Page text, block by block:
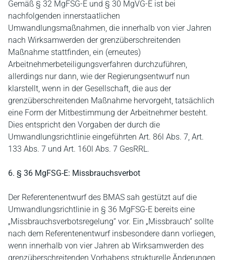
Gemäß § 32 MgFSG-E und § 30 MgVG-E ist bei
nachfolgenden innerstaatlichen
Umwandlungsmaßnahmen, die innerhalb von vier Jahren
nach Wirksamwerden der grenzüberschreitenden
Maßnahme stattfinden, ein (erneutes)
Arbeitnehmerbeteiligungsverfahren durchzuführen,
allerdings nur dann, wie der Regierungsentwurf nun
klarstellt, wenn in der Gesellschaft, die aus der
grenzüberschreitenden Maßnahme hervorgeht, tatsächlich
eine Form der Mitbestimmung der Arbeitnehmer besteht.
Dies entspricht den Vorgaben der durch die
Umwandlungsrichtlinie eingeführten Art. 86l Abs. 7, Art.
133 Abs. 7 und Art. 160l Abs. 7 GesRRL.
6. § 36 MgFSG-E: Missbrauchsverbot
Der Referentenentwurf des BMAS sah gestützt auf die
Umwandlungsrichtlinie in § 36 MgFSG-E bereits eine
„Missbrauchsverbotsregelung“ vor. Ein „Missbrauch“ sollte
nach dem Referentenentwurf insbesondere dann vorliegen,
wenn innerhalb von vier Jahren ab Wirksamwerden des
grenzüberschreitenden Vorhabens strukturelle Änderungen